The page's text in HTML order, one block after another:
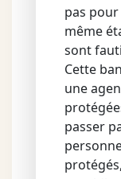
pas
même
sont
Cette
une
passer